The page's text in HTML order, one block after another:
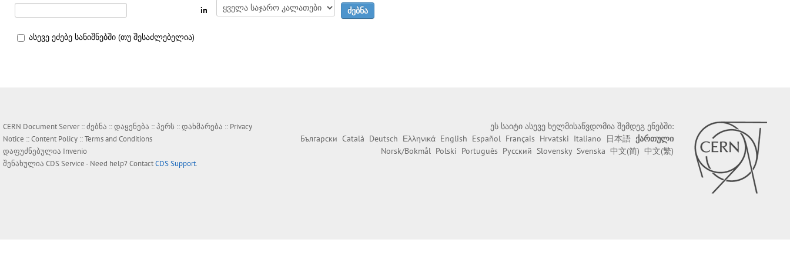
in
ასევე ეძებე სანიშნებში (თუ შესაძლებელია)
CERN Document Server ::ძებნა ::დაყენება ::პერს ::დახმარება :: Privacy
Notice ::Content Policy ::Terms and Conditions
დაფუძნებულია Invenio
შენახულია CDS Service- Need help? ContactCDS Support.
ეს საიტი ასევე ხელმისაწვდომია შემდეგ ენებში:
Български Català Deutsch Ελληνικά English Español Français Hrvatski Italiano 日本語 ქართული
Norsk/Bokmål Polski Português Русский Slovensky Svenska 中文(简) 中文(繁)